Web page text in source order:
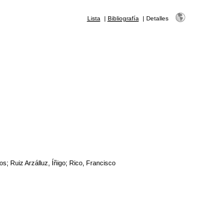
Lista | Bibliografía | Detalles
Ruiz Arzálluz, Íñigo; Rico, Francisco